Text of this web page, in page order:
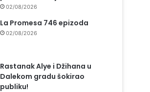
02/08/2026
La Promesa 746 epizoda
02/08/2026
Rastanak Alye i Džihana u
Dalekom gradu šokirao
publiku!